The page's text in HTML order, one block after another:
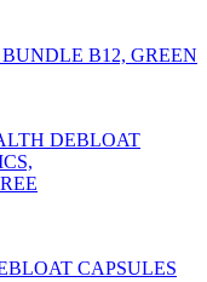
B12, GREEN
CAPSULES